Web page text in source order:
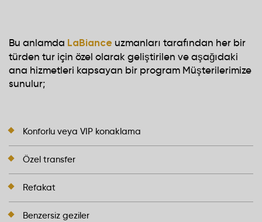
Bu anlamda LaBiance uzmanları tarafından her bir
türden tur için özel olarak geliştirilen ve aşağıdaki
ana hizmetleri kapsayan bir program Müşterilerimize
sunulur;
Konforlu veya VIP konaklama
Özel transfer
Refakat
Benzersiz geziler